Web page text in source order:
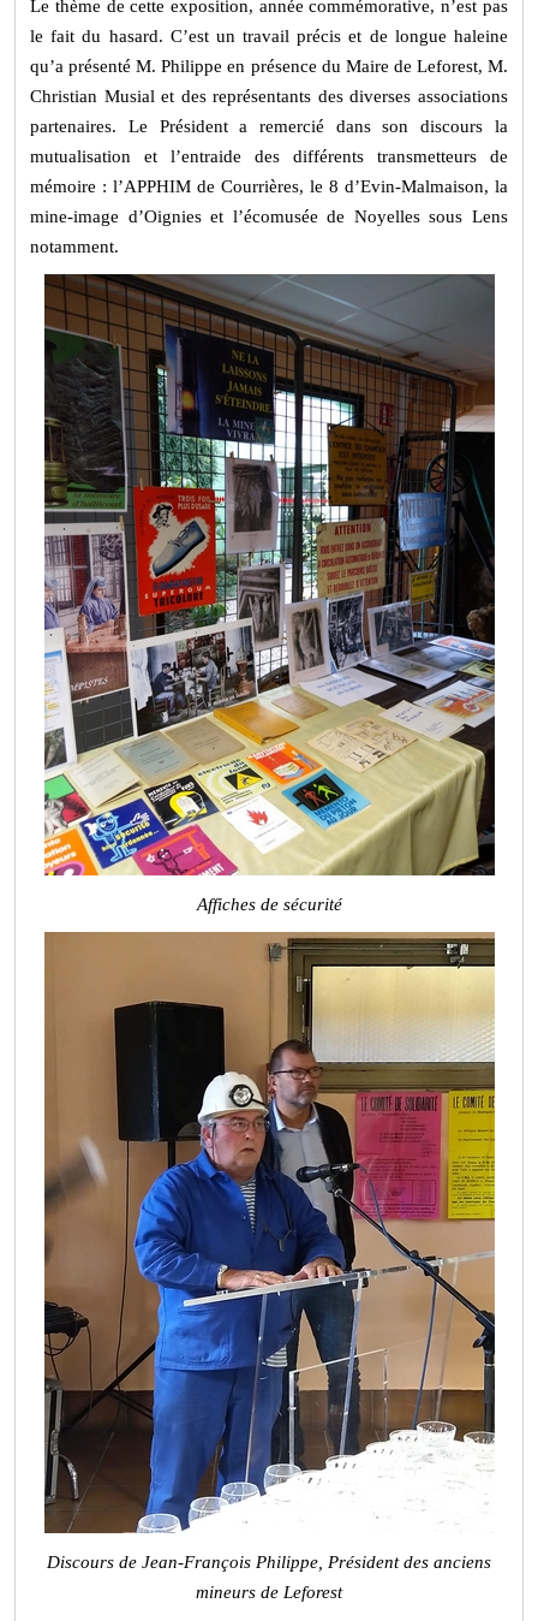
Le thème de cette exposition, année commémorative, n’est pas
le fait du hasard. C’est un travail précis et de longue haleine
qu’a présenté M. Philippe en présence du Maire de Leforest, M.
Christian Musial et des représentants des diverses associations
partenaires. Le Président a remercié dans son discours la
mutualisation et l’entraide des différents transmetteurs de
mémoire : l’APPHIM de Courrières, le 8 d’Evin-Malmaison, la
mine-image d’Oignies et l’écomusée de Noyelles sous Lens
notamment.
Affiches de sécurité
Discours de Jean-François Philippe, Président des anciens
mineurs de Leforest